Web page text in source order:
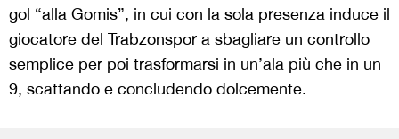
gol “alla Gomis”, in cui con la sola presenza induce il
giocatore del Trabzonspor a sbagliare un controllo
semplice per poi trasformarsi in un’ala più che in un
9, scattando e concludendo dolcemente.